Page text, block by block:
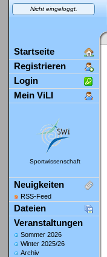
Nicht eingeloggt.
Startseite
Registrieren
Login
Mein ViLI
Sportwissenschaft
Neuigkeiten
RSS-Feed
Dateien
Veranstaltungen
Sommer 2026
Winter 2025/26
Archiv